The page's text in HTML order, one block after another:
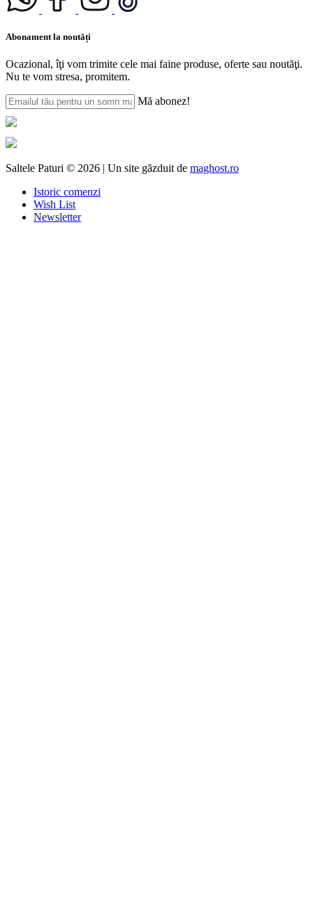
Abonament la noutăți
Ocazional, îţi vom trimite cele mai faine produse, oferte sau noutăţi.
Nu te vom stresa, promitem.
Mă abonez!
Saltele Paturi © 2026 | Un site găzduit de maghost.ro
Istoric comenzi
Wish List
Newsletter